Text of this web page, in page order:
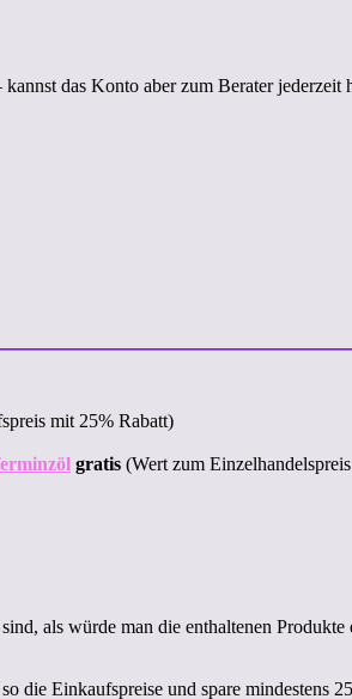
das Konto aber zum Berater jederzeit
mit 25% Rabatt)
gratis (Wert zum
als würde man die enthaltenen Produkte
die Einkaufspreise und spare mindestens